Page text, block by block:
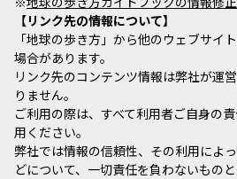
リンク先の情報について
「地球の歩き方」から他のウェブサイ
場合があります。
リンク先のコンテンツ情報は弊社が運
りません。
ご利用の際は、すべて利用者ご自身の
用ください。
弊社では情報の信頼性、その利用によ
どについて、一切責任を負わないものと